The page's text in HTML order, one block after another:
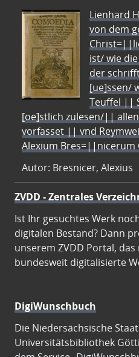
Lienhard
von dem
ist/ wie
der
[ue]ssen/
Teuffel ||
[oe]stlich zulesen/||
vorfasset || vnd
Alexium
Autor: Bresnicer, Alexius
ZVDD - Zentrales
Ist Ihr gesuchtes Werk
digitalen Bestand? Dann
unserem ZVDD Portal, das
bundesweit digitalisierte
DigiWunschbuch
Die Niedersächsische
Universitätsbibliothek